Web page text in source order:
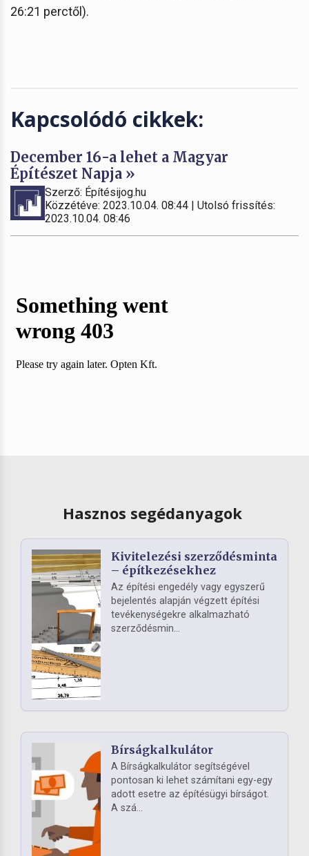
26:21 perctől).
Kapcsolódó cikkek:
December 16-a lehet a Magyar
Építészet Napja »
Szerző: Építésijog.hu
Közzétéve: 2023.10.04. 08:44 | Utolsó frissítés:
2023.10.04. 08:46
Hasznos segédanyagok
Kivitelezési szerződésminta
– építkezésekhez
Az építési engedély vagy egyszerű
bejelentés alapján végzett építési
tevékenységekre alkalmazható
szerződésmin...
Bírságkalkulátor
A Bírságkalkulátor segítségével
pontosan ki lehet számítani egy-egy
adott esetre az építésügyi bírságot.
A szá...